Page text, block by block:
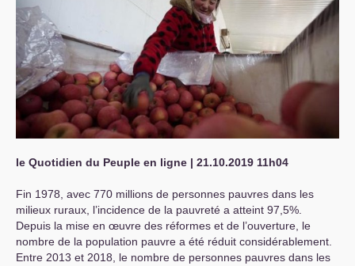
le Quotidien du Peuple en ligne | 21.10.2019 11h04
Fin 1978, avec 770 millions de personnes pauvres dans les
milieux ruraux, l’incidence de la pauvreté a atteint 97,5%.
Depuis la mise en œuvre des réformes et de l’ouverture, le
nombre de la population pauvre a été réduit considérablement.
Entre 2013 et 2018, le nombre de personnes pauvres dans les